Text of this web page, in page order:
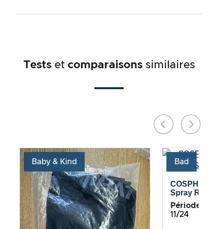
Tests et comparaisonssimilaires
Baby & Kind Bad
COSPHERA
Spray
Période de
11/24